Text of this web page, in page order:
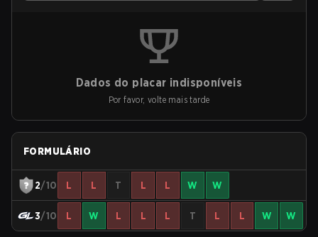
Dados do placar indisponíveis
Por favor, volte mais tarde
FORMULÁRIO
2/10 L L T L L W W
3/10 L W L L L T L L W W